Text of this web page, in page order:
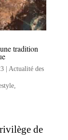
tradition
| Actualité des
,
de